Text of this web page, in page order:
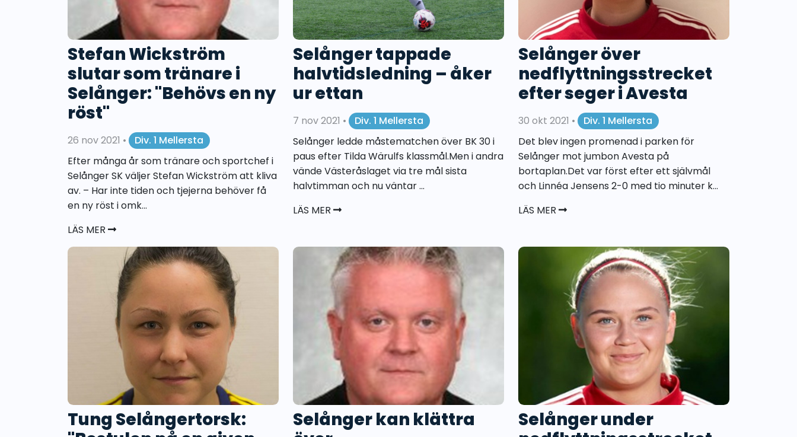
Stefan Wickström
slutar som tränare i
Selånger: "Behövs en ny
röst"
26 nov 2021 •
Div. 1 Mellersta
Efter många år som tränare och sportchef i
Selånger SK väljer Stefan Wickström att kliva
av. – Har inte tiden och tjejerna behöver få
en ny röst i omk...
LÄS MER
Selånger tappade
halvtidsledning – åker
ur ettan
7 nov 2021 •
Div. 1 Mellersta
Selånger ledde måstematchen över BK 30 i
paus efter Tilda Wärulfs klassmål.Men i andra
vände Västeråslaget via tre mål sista
halvtimman och nu väntar ...
LÄS MER
Selånger över
nedflyttningsstrecket
efter seger i Avesta
30 okt 2021 •
Div. 1 Mellersta
Det blev ingen promenad i parken för
Selånger mot jumbon Avesta på
bortaplan.Det var först efter ett självmål
och Linnéa Jensens 2-0 med tio minuter k...
LÄS MER
Tung Selångertorsk:
Selånger kan klättra
Selånger under